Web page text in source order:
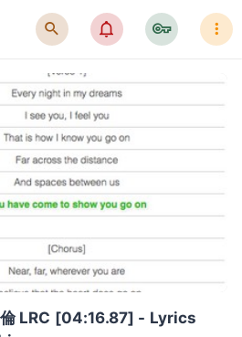
󰍉 󰂜 󰷖 󰇙
LRC [04:16.87] - Lyrics